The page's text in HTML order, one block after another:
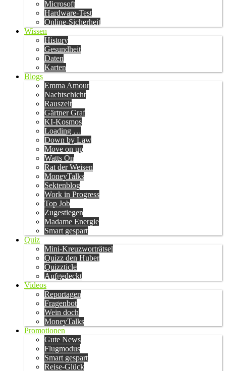
Microsoft
Hardware-Test
Online-Sicherheit
Wissen
History
Gesundheit
Daten
Karten
Blogs
Emma Amour
Nachtschicht
Rauszeit
Gärtner Graf
KI-Kosmos
Loading …
Down by Law
Move on up
Watts On
Rat der Weisen
MoneyTalks
Sektenblog
Work in Progress
Top Job
Zugestiegen
Madame Energie
Smart gespart
Quiz
Mini-Kreuzworträtsel
Quizz den Huber
Quizzticle
Aufgedeckt
Videos
Reportagen
Fragenbot
Wein doch
MoneyTalks
Promotionen
Gute News
Flugmodus
Smart gespart
Reise-Glück